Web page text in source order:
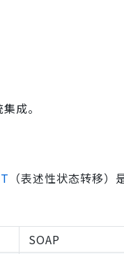
成。
（表述性状态转移）
SOAP